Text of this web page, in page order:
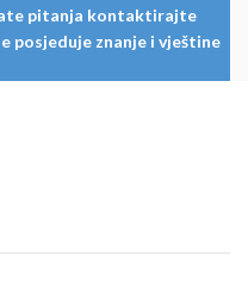
pitanja kontaktirajte
posjeduje znanje i vještine